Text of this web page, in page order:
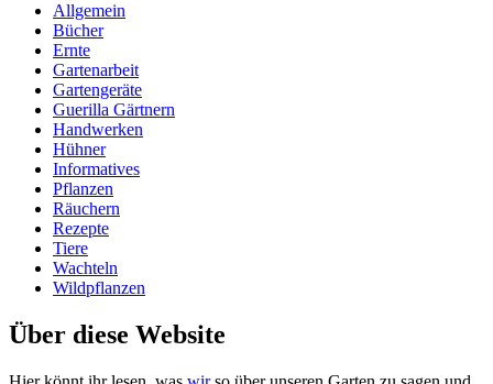
Allgemein
Bücher
Ernte
Gartenarbeit
Gartengeräte
Guerilla Gärtnern
Handwerken
Hühner
Informatives
Pflanzen
Räuchern
Rezepte
Tiere
Wachteln
Wildpflanzen
Über diese Website